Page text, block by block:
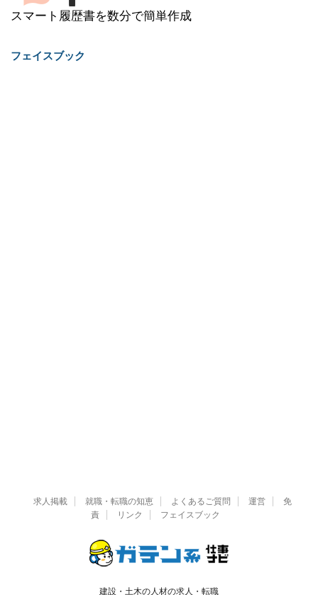
スマート履歴書を数分で簡単作成
フェイスブック
求人掲載 就職・転職の知恵 よくあるご質問 運営
免
責
リンク フェイスブック
建設・土木の人材の求人・転職